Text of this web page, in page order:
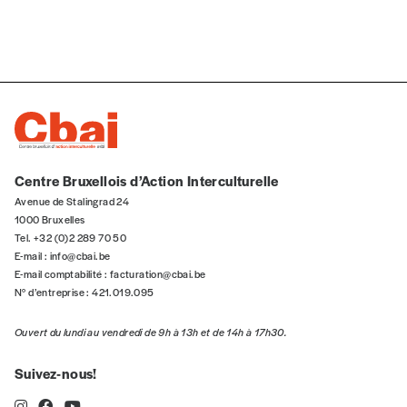
AJOUTER
Édition numérique
AJOUTER
Centre Bruxellois d’Action Interculturelle
Avenue de Stalingrad 24
1000 Bruxelles
Tel. +32 (0)2 289 70 50
E-mail : info@cbai.be
E-mail comptabilité : facturation@cbai.be
N° d’entreprise : 421.019.095
Ouvert du lundi au vendredi de 9h à 13h et de 14h à 17h30.
Suivez-nous!